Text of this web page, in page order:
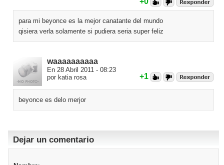
para mi beyonce es la mejor canatante del mundo
qisiera verla solamente si pudiera seria super feliz
waaaaaaaaaa
En 28 Abril 2011 - 08:23
por katia rosa
+1
beyonce es delo merjor
Dejar un comentario